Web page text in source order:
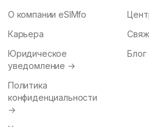
О компании eSIMfo
Карьера
Юридическое
уведомление →
Политика
конфиденциальности
→
Блог